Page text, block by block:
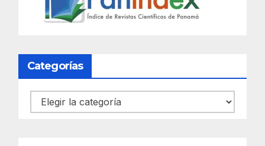
Categorías
Categorías